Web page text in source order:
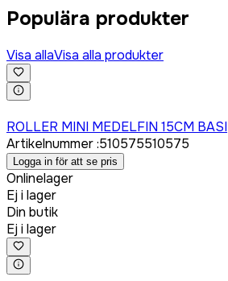
Populära produkter
Visa allaVisa alla produkter
ROLLER MINI MEDELFIN 15CM BASI
Artikelnummer:510575510575
Logga in för att se pris
Onlinelager
Ej i lager
Din butik
Ej i lager